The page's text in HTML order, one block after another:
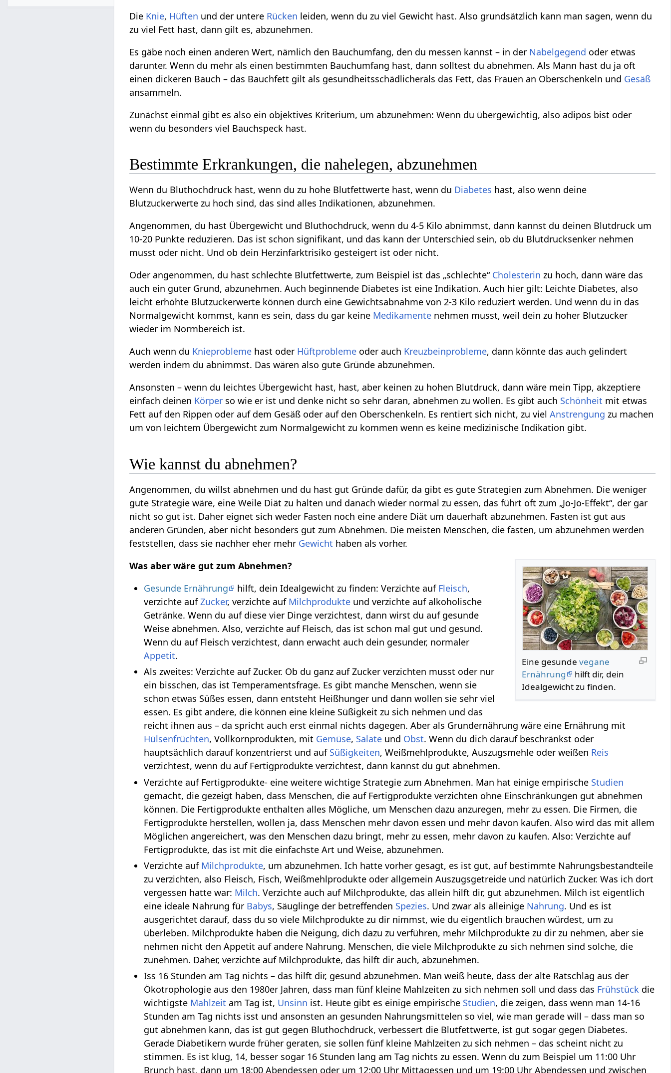
Die Knie, Hüften und der untere Rücken leiden, wenn du zu viel Gewicht hast. Also grundsätzlich kann man sagen, wenn du
zu viel Fett hast, dann gilt es, abzunehmen.
Es gäbe noch einen anderen Wert, nämlich den Bauchumfang, den du messen kannst – in der Nabelgegend oder etwas
darunter. Wenn du mehr als einen bestimmten Bauchumfang hast, dann solltest du abnehmen. Als Mann hast du ja oft
einen dickeren Bauch – das Bauchfett gilt als gesundheitsschädlicherals das Fett, das Frauen an Oberschenkeln und Gesäß
ansammeln.
Zunächst einmal gibt es also ein objektives Kriterium, um abzunehmen: Wenn du übergewichtig, also adipös bist oder
wenn du besonders viel Bauchspeck hast.
Bestimmte Erkrankungen, die nahelegen, abzunehmen
Wenn du Bluthochdruck hast, wenn du zu hohe Blutfettwerte hast, wenn du Diabetes hast, also wenn deine
Blutzuckerwerte zu hoch sind, das sind alles Indikationen, abzunehmen.
Angenommen, du hast Übergewicht und Bluthochdruck, wenn du 4-5 Kilo abnimmst, dann kannst du deinen Blutdruck um
10-20 Punkte reduzieren. Das ist schon signifikant, und das kann der Unterschied sein, ob du Blutdrucksenker nehmen
musst oder nicht. Und ob dein Herzinfarktrisiko gesteigert ist oder nicht.
Oder angenommen, du hast schlechte Blutfettwerte, zum Beispiel ist das „schlechte“ Cholesterin zu hoch, dann wäre das
auch ein guter Grund, abzunehmen. Auch beginnende Diabetes ist eine Indikation. Auch hier gilt: Leichte Diabetes, also
leicht erhöhte Blutzuckerwerte können durch eine Gewichtsabnahme von 2-3 Kilo reduziert werden. Und wenn du in das
Normalgewicht kommst, kann es sein, dass du gar keine Medikamente nehmen musst, weil dein zu hoher Blutzucker
wieder im Normbereich ist.
Auch wenn du Knieprobleme hast oder Hüftprobleme oder auch Kreuzbeinprobleme, dann könnte das auch gelindert
werden indem du abnimmst. Das wären also gute Gründe abzunehmen.
Ansonsten – wenn du leichtes Übergewicht hast, hast, aber keinen zu hohen Blutdruck, dann wäre mein Tipp, akzeptiere
einfach deinen Körper so wie er ist und denke nicht so sehr daran, abnehmen zu wollen. Es gibt auch Schönheit mit etwas
Fett auf den Rippen oder auf dem Gesäß oder auf den Oberschenkeln. Es rentiert sich nicht, zu vielAnstrengung zu machen
um von leichtem Übergewicht zum Normalgewicht zu kommen wenn es keine medizinische Indikation gibt.
Wie kannst du abnehmen?
Angenommen, du willst abnehmen und du hast gut Gründe dafür, da gibt es gute Strategien zum Abnehmen. Die weniger
gute Strategie wäre, eine Weile Diät zu halten und danach wieder normal zu essen, das führt oft zum „Jo-Jo-Effekt“, der gar
nicht so gut ist. Daher eignet sich weder Fasten noch eine andere Diät um dauerhaft abzunehmen. Fasten ist gut aus
anderen Gründen, aber nicht besonders gut zum Abnehmen. Die meisten Menschen, die fasten, um abzunehmen werden
feststellen, dass sie nachher eher mehr Gewicht haben als vorher.
Eine gesundevegane
Ernährung
hilft dir, dein
Idealgewicht zu finden.
Was aber wäre gut zum Abnehmen?
Gesunde Ernährung
hilft, dein Idealgewicht zu finden: Verzichte auf Fleisch,
verzichte aufZucker, verzichte auf Milchprodukte und verzichte auf alkoholische
Getränke. Wenn du auf diese vier Dinge verzichtest, dann wirst du auf gesunde
Weise abnehmen. Also, verzichte auf Fleisch, das ist schon mal gut und gesund.
Wenn du auf Fleisch verzichtest, dann erwacht auch dein gesunder, normaler
Appetit.
Als zweites: Verzichte auf Zucker. Ob du ganz auf Zucker verzichten musst oder nur
ein bisschen, das ist Temperamentsfrage. Es gibt manche Menschen, wenn sie
schon etwas Süßes essen, dann entsteht Heißhunger und dann wollen sie sehr viel
essen. Es gibt andere, die können eine kleine Süßigkeit zu sich nehmen und das
reicht ihnen aus – da spricht auch erst einmal nichts dagegen. Aber als Grundernährung wäre eine Ernährung mit
Hülsenfrüchten, Vollkornprodukten, mit Gemüse, Salate und Obst. Wenn du dich darauf beschränkst oder
hauptsächlich darauf konzentrierst und auf Süßigkeiten, Weißmehlprodukte, Auszugsmehle oder weißen Reis
verzichtest, wenn du auf Fertigprodukte verzichtest, dann kannst du gut abnehmen.
Verzichte auf Fertigprodukte- eine weitere wichtige Strategie zum Abnehmen. Man hat einige empirische Studien
gemacht, die gezeigt haben, dass Menschen, die auf Fertigprodukte verzichten ohne Einschränkungen gut abnehmen
können. Die Fertigprodukte enthalten alles Mögliche, um Menschen dazu anzuregen, mehr zu essen. Die Firmen, die
Fertigprodukte herstellen, wollen ja, dass Menschen mehr davon essen und mehr davon kaufen. Also wird das mit allem
Möglichen angereichert, was den Menschen dazu bringt, mehr zu essen, mehr davon zu kaufen. Also: Verzichte auf
Fertigprodukte, das ist mit die einfachste Art und Weise, abzunehmen.
Verzichte auf Milchprodukte, um abzunehmen. Ich hatte vorher gesagt, es ist gut, auf bestimmte Nahrungsbestandteile
zu verzichten, also Fleisch, Fisch, Weißmehlprodukte oder allgemein Auszugsgetreide und natürlich Zucker. Was ich dort
vergessen hatte war: Milch. Verzichte auch auf Milchprodukte, das allein hilft dir, gut abzunehmen. Milch ist eigentlich
eine ideale Nahrung für Babys, Säuglinge der betreffenden Spezies. Und zwar als alleinige Nahrung. Und es ist
ausgerichtet darauf, dass du so viele Milchprodukte zu dir nimmst, wie du eigentlich brauchen würdest, um zu
überleben. Milchprodukte haben die Neigung, dich dazu zu verführen, mehr Milchprodukte zu dir zu nehmen, aber sie
nehmen nicht den Appetit auf andere Nahrung. Menschen, die viele Milchprodukte zu sich nehmen sind solche, die
zunehmen. Daher, verzichte auf Milchprodukte, das hilft dir auch, abzunehmen.
Iss 16 Stunden am Tag nichts – das hilft dir, gesund abzunehmen. Man weiß heute, dass der alte Ratschlag aus der
Ökotrophologie aus den 1980er Jahren, dass man fünf kleine Mahlzeiten zu sich nehmen soll und dass das Frühstück die
wichtigste Mahlzeit am Tag ist, Unsinn ist. Heute gibt es einige empirische Studien, die zeigen, dass wenn man 14-16
Stunden am Tag nichts isst und ansonsten an gesunden Nahrungsmittelen so viel, wie man gerade will – dass man so
gut abnehmen kann, das ist gut gegen Bluthochdruck, verbessert die Blutfettwerte, ist gut sogar gegen Diabetes.
Gerade Diabetikern wurde früher geraten, sie sollen fünf kleine Mahlzeiten zu sich nehmen – das scheint nicht zu
stimmen. Es ist klug, 14, besser sogar 16 Stunden lang am Tag nichts zu essen. Wenn du zum Beispiel um 11:00 Uhr
Brunch hast, dann um 18:00 Abendessen oder um 12:00 Uhr Mittagessen und um 19:00 Uhr Abendessen und zwischen